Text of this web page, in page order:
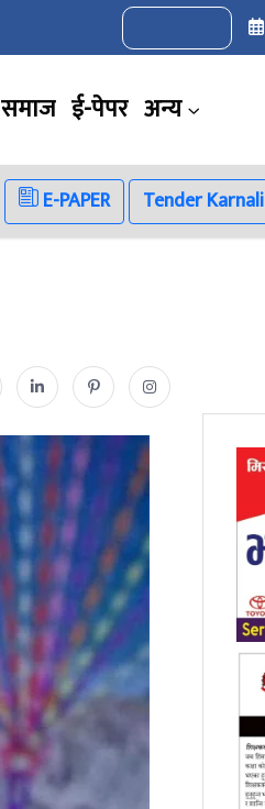
समाज ई-पेपर अन्य
E-PAPER Tender Karnali